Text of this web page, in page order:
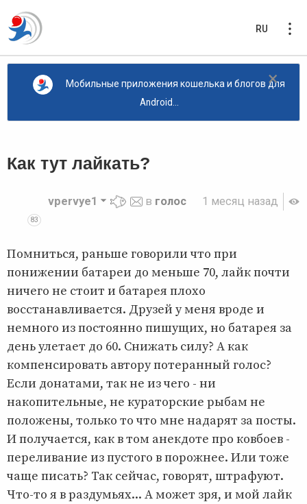
RU
×
Мобильные приложения кошелька и блогов для
Android...
Как тут лайкать?
1 месяц назад
83
vpervye1 в голос
Помниться, раньше говорили что при
понижении батареи до меньше 70, лайк почти
ничего не стоит и батарея плохо
восстанавливается. Друзей у меня вроде и
немного из постоянно пишущих, но батарея за
день улетает до 60. Снижать силу? А как
компенсировать автору потеранный голос?
Если донатами, так не из чего - ни
накопительные, не кураторские рыбам не
положены, только то что мне надарят за посты.
И получается, как в том анекдоте про ковбоев -
переливание из пустого в порожнее. Или тоже
чаще писать? Так сейчас, говорят, штрафуют.
Что-то я в раздумьях... А может зря, и мой лайк